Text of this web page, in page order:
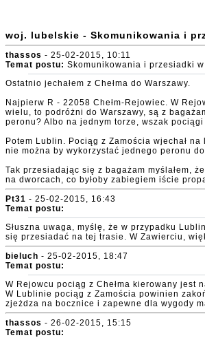
woj. lubelskie - Skomunikowania i
thassos - 25-02-2015, 10:11
Temat postu: Skomunikowania i przesiadki
Ostatnio jechałem z Chełma do Warszawy.
Najpierw R - 22058 Chełm-Rejowiec. W
wielu, to podróżni do Warszawy, są z
peronu? Albo na jednym torze, wszak
Potem Lublin. Pociąg z Zamościa wjechał
nie można by wykorzystać jednego peronu
Tak przesiadając się z bagażam myślałem,
na dworcach, co byłoby zabiegiem iście
Pt31 - 25-02-2015, 16:43
Temat postu:
Słuszna uwaga, myślę, że w przypadku
się przesiadać na tej trasie. W Zawierciu,
bieluch - 25-02-2015, 18:47
Temat postu:
W Rejowcu pociąg z Chełma kierowany jest
W Lublinie pociąg z Zamościa powinien
zjeżdza na bocznice i zapewne dla wygody
thassos - 26-02-2015, 15:15
Temat postu: